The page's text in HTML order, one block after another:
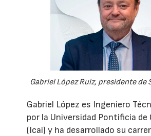
Gabriel López Ruiz, presidente de
Gabriel López es Ingeniero
por la Universidad Pontificia de
(Icai) y ha desarrollado su